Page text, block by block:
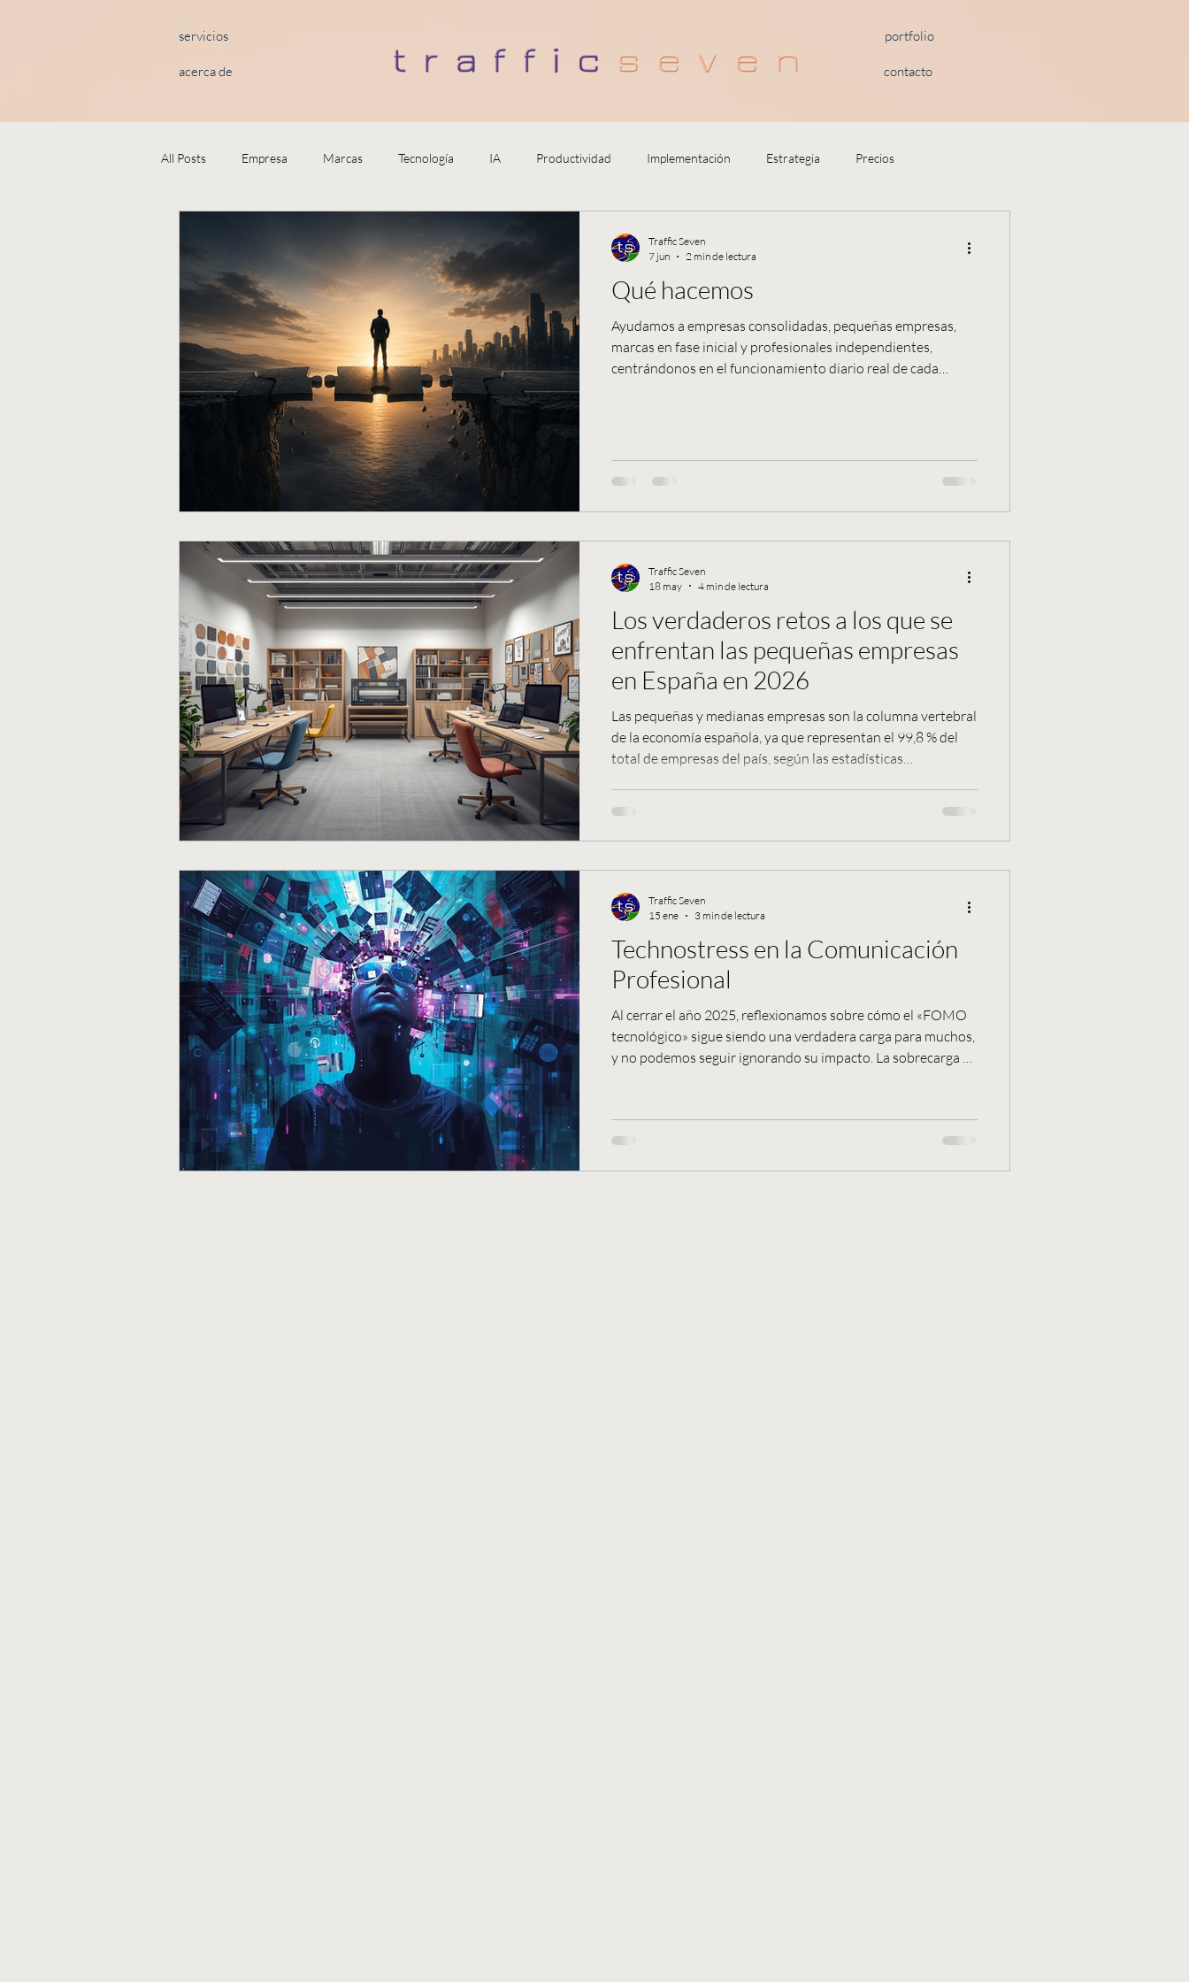
servicios
acerca de
portfolio
contacto
All Posts Empresa Marcas Tecnología IA Productividad Implementación Estrategia Precios
Qué hacemos
Ayudamos a empresas consolidadas, pequeñas empresas,
marcas en fase inicial y profesionales independientes,
centrándonos en el funcionamiento diario real de cada
Traffic Seven
7 jun
2 min de lectura
Los verdaderos retos a los que se
enfrentan las pequeñas empresas
en España en 2026
Las pequeñas y medianas empresas son la columna vertebral
de la economía española, ya que representan el 99,8 % del
total de empresas del país, según las estadísticas
actividad económica, y Traffic Seven cuenta con amplia
experiencia en trabajar con estos pequeños equipos. En
Traffic Seven
18 may
4 min de lectura
Technostress en la Comunicación
Profesional
Al cerrar el año 2025, reflexionamos sobre cómo el «FOMO
tecnológico» sigue siendo una verdadera carga para muchos,
y no podemos seguir ignorando su impacto. La sobrecarga de
conectividad constante utilizan todos los canales
disponibles (como Slack, Teams, WhatsApp, aplicaciones de
Traffic Seven
15 ene
3 min de lectura